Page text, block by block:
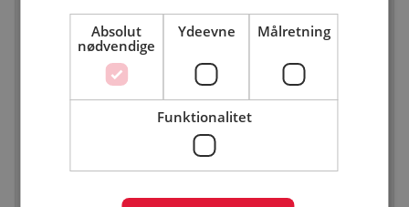
Sanitetskapacitet - mængde af sanitet ift. antal
godk. enheder - jo større tal, des flere toiletter og
Friareal - areal i forhold til antal enheder - jo
Absolut
nødvendige
Ydeevne Målretning
Funktionalitet